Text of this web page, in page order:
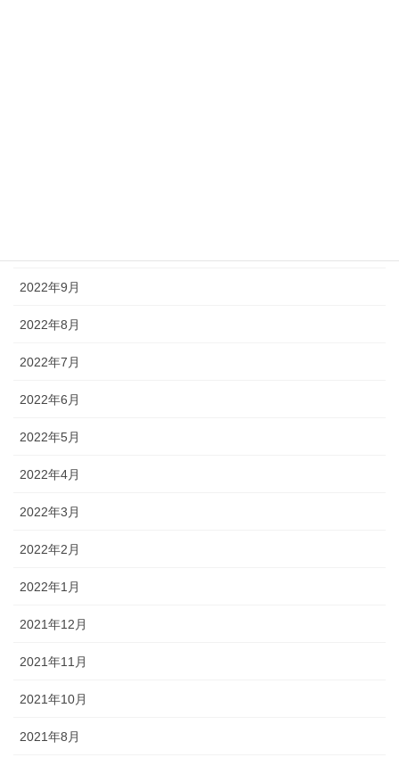
2022年9月
2022年8月
2022年7月
2022年6月
2022年5月
2022年4月
2022年3月
2022年2月
2022年1月
2021年12月
2021年11月
2021年10月
2021年8月